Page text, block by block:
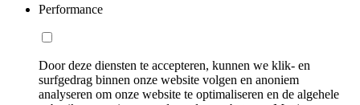
Performance
Door deze diensten te accepteren, kunnen we klik- en
surfgedrag binnen onze website volgen en anoniem
analyseren om onze website te optimaliseren en de algehele